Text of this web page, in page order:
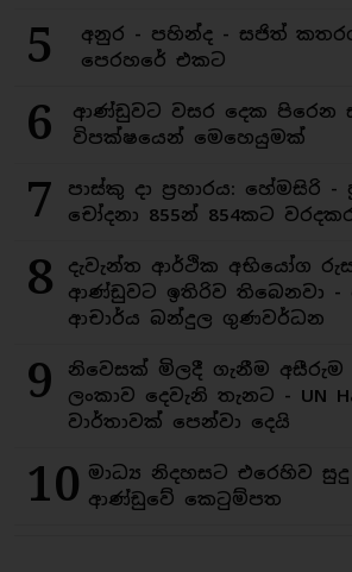
5
අනුර - පහින්ද - සජිත්
පෙරහරේ එකට
6
ආණ්ඩුවට වසර දෙක පිරෙන
විපක්ෂයෙන් මෙහෙයුමක්
7
පාස්කු දා ප්‍රහාරය: හේමසිරි
චෝදනා 855න් 854කට
8
දැවැන්ත ආර්ථික අභියෝග
ආණ්ඩුවට ඉතිරිව තිබෙනවා -
ආචාර්ය බන්දුල ගුණවර්ධන
9
නිවෙසක් මිලදී ගැනීම අසීරුම
ලංකාව දෙවැනි තැනට - UN
වාර්තාවක් පෙන්වා දෙයි
10 මාධ්‍ය නිදහසට එරෙහිව
ආණ්ඩුවේ කෙටුම්පත